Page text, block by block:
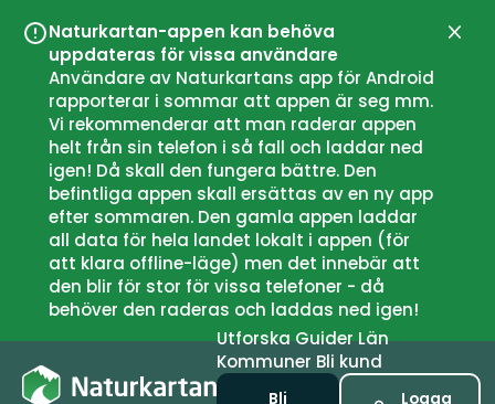
Naturkartan-appen kan behöva
uppdateras för vissa användare
Användare av Naturkartans app för Android
rapporterar i sommar att appen är seg mm.
Vi rekommenderar att man raderar appen
helt från sin telefon i så fall och laddar ned
igen! Då skall den fungera bättre. Den
befintliga appen skall ersättas av en ny app
efter sommaren. Den gamla appen laddar
all data för hela landet lokalt i appen (för
att klara offline-läge) men det innebär att
den blir för stor för vissa telefoner - då
behöver den raderas och laddas ned igen!
UtforskaGuiderLän
Kommuner Bli kund
Bli
Logga